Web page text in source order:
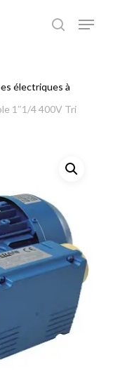
électriques à
1″1/4 400V Tri